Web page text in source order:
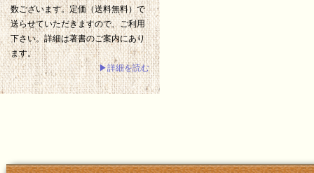
数ございます。定価（送料無料）で
送らせていただきますので、ご利用
下さい。詳細は著書のご案内にあり
ます。
▶詳細を読む